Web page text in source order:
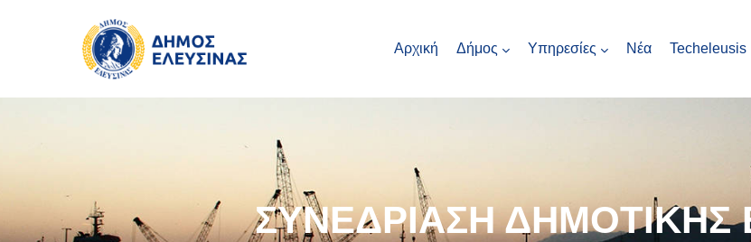
Αρχική Δήμος Υπηρεσίες Νέα Techeleusis
ΣΥΝΕΔΡΙΑΣΗ ΔΗΜΟΤΙΚΗΣ